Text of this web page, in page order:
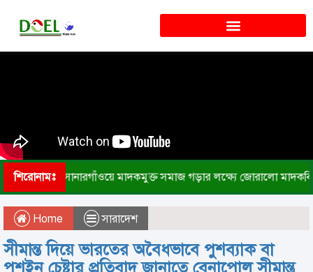
শিরোনামঃ সোনারগাঁওয়ে মাদকমুক্ত সমাজ গড়ার লক্ষ্যে জোরালো
Home সারাদেশ
সীমান্ত দিয়ে ভারতের অবৈধভাবে পুশব্যাক বা
পুশইন চেষ্টার প্রতিবাদ জানাতে বেনাপোল সীমান্ত